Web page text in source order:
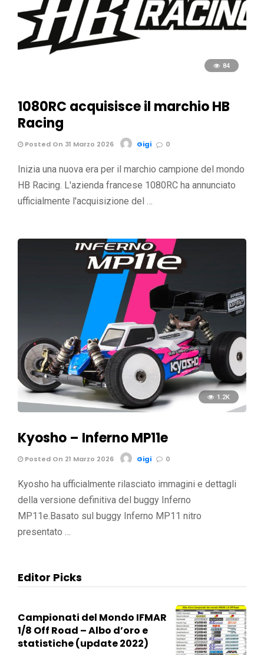
84
1080RC acquisisce il marchio HB
Racing
Posted On 31 Marzo 2026 Gigi 0
Inizia una nuova era per il marchio campione del mondo
HB Racing. L'azienda francese 1080RC ha annunciato
ufficialmente l'acquisizione del …
1.2K
Kyosho – Inferno MP11e
Posted On 21 Marzo 2026 Gigi 0
Kyosho ha ufficialmente rilasciato immagini e dettagli
della versione definitiva del buggy Inferno
MP11e.Basato sul buggy Inferno MP11 nitro
presentato …
Editor Picks
Campionati del Mondo IFMAR
1/8 Off Road – Albo d’oro e
statistiche (update 2022)